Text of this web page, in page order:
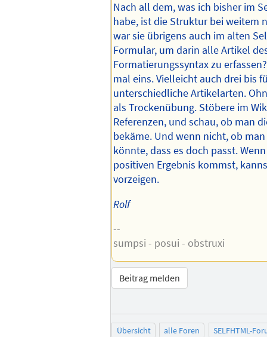
Nach all dem, was ich bisher im
habe, ist die Struktur bei weitem
war sie übrigens auch im alten
Formular, um darin alle Artikel
Formatierungssyntax zu
mal eins. Vielleicht auch drei bis
unterschiedliche Artikelarten.
als Trockenübung. Stöbere im
Referenzen, und schau, ob man
bekäme. Und wenn nicht, ob
könnte, dass es doch passt.
positiven Ergebnis kommst,
vorzeigen.
Rolf
--
sumpsi - posui - obstruxi
Beitrag melden
Übersicht alle Foren
SELFHTML-